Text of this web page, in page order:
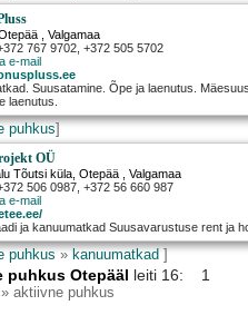
, Valgamaa
767 9702, +372 505 5702
e-mail
Suusatamine. Õpe ja laenutus.
laenutus.
puhkus]
OÜ
Tõutsi küla ,Otepää , Valgamaa
506 0987, +372 56 660 987
e-mail
ja kanuumatkad Suusavarustuse rent ja
puhkus»kanuumatkad]
puhkus Otepääl leiti 16: 1
aktiivne puhkus